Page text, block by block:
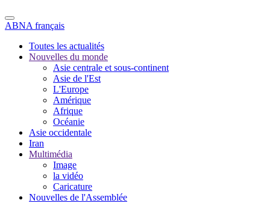
ABNA français
Toutes les actualités
Nouvelles du monde
Asie centrale et sous-continent
Asie de l'Est
L'Europe
Amérique
Afrique
Océanie
Asie occidentale
Iran
Multimédia
Image
la vidéo
Caricature
Nouvelles de l'Assemblée